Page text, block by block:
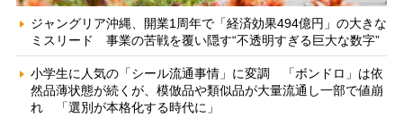
ジャングリア沖縄、開業1周年で「経済効果494億円」の大きな
ミスリード 事業の苦戦を覆い隠す“不透明すぎる巨大な数字”
小学生に人気の「シール流通事情」に変調 「ボンドロ」は依
然品薄状態が続くが、模倣品や類似品が大量流通し一部で値崩
れ 「選別が本格化する時代に」